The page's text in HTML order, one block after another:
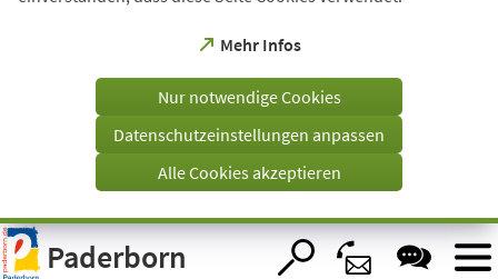
Visuelle
Assistenzsoftware
öffnen.
Mehr Infos
(Öffnet
einem
Tab)
Nur notwendige Cookies
Datenschutzeinstellungen anpassen
Alle Cookies akzeptieren
Paderborn